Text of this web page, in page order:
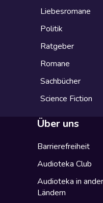
Liebesromane
Politik
Ratgeber
Romane
Sachbücher
Science Fiction
Über uns
Barrierefreiheit
Audioteka Club
Audioteka in
Ländern